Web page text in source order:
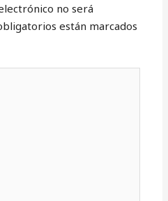
no será
están marcados